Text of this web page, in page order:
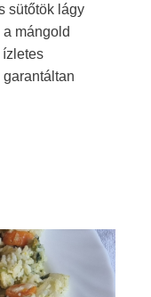
sütőtök lágy
mángold
ízletes